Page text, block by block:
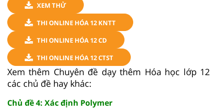
XEM THỬ
THI ONLINE HÓA 12 KNTT
THI ONLINE HÓA 12 CD
THI ONLINE HÓA 12 CTST
Xem thêm Chuyên đề dạy thêm Hóa học lớp 12
các chủ đề hay khác:
Chủ đề 4: Xác định Polymer